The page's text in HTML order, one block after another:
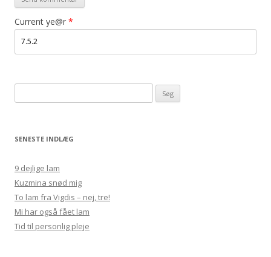
Current ye@r *
efter:
SENESTE INDLÆG
9 dejlige lam
Kuzmina snød mig
To lam fra Vigdis – nej, tre!
Mi har også fået lam
Tid til personlig pleje